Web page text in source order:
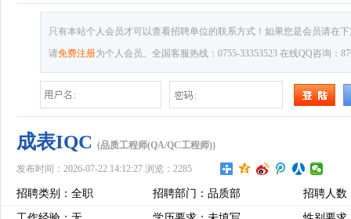
只有本站个人会员才可以查看招聘单位的联系方式！如果您是会员请在
请免费注册为个人会员。全国客服热线：0755-33353523 在线QQ咨询：
成表IQC (品质工程师(QA/QC工程师))
发布时间：2026-07-22 14:12:27 浏览：2285
招聘类别：全职 招聘部门：品质部 招聘人数